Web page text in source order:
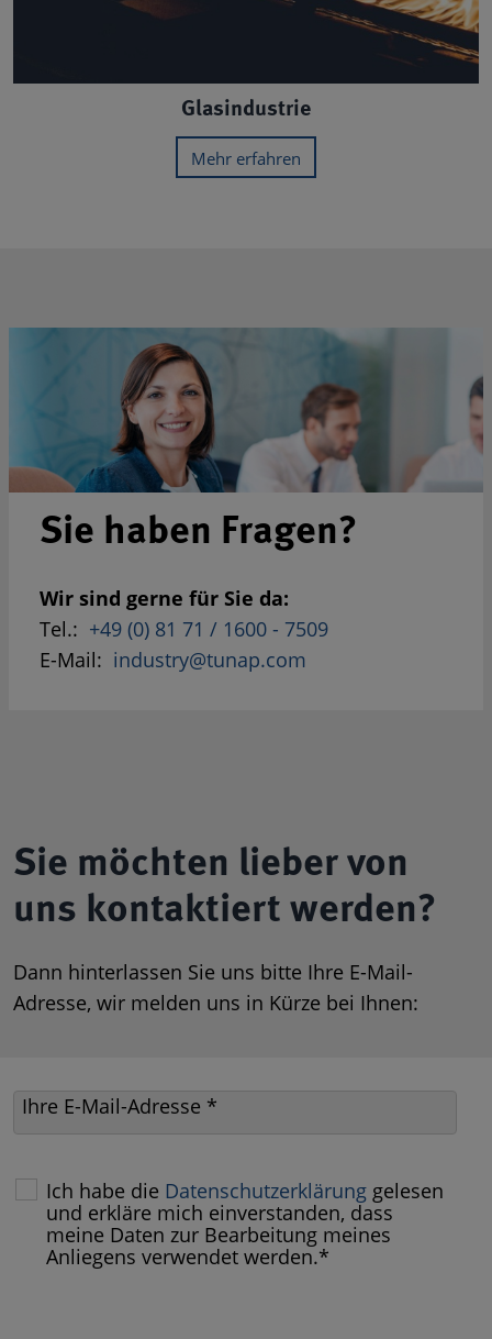
Glasindustrie
Mehr erfahren
Sie haben Fragen?
Wir sind gerne für Sie da:
Tel.: +49 (0) 81 71 / 1600 - 7509
E-Mail: industry@tunap.com
Sie möchten lieber von
uns kontaktiert werden?
Dann hinterlassen Sie uns bitte Ihre E-Mail-
Adresse, wir melden uns in Kürze bei Ihnen:
Ihre E-Mail-Adresse *
Ich habe die Datenschutzerklärung gelesen
und erkläre mich einverstanden, dass
meine Daten zur Bearbeitung meines
Anliegens verwendet werden.*